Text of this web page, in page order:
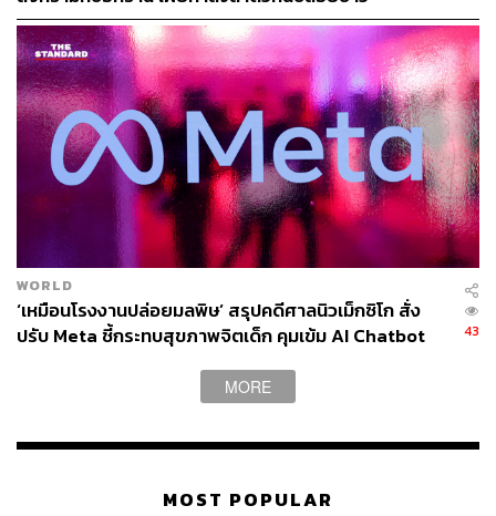
WORLD
‘เหมือนโรงงานปล่อยมลพิษ’ สรุปคดีศาลนิวเม็กซิโก สั่ง
ปรับ Meta ชี้กระทบสุขภาพจิตเด็ก คุมเข้ม AI Chatbot
43
MORE
MOST POPULAR